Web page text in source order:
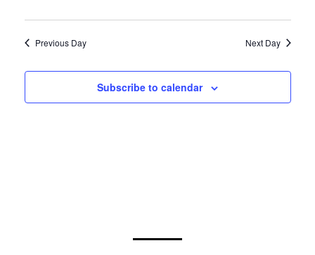
Previous Day Next Day
Subscribe to calendar